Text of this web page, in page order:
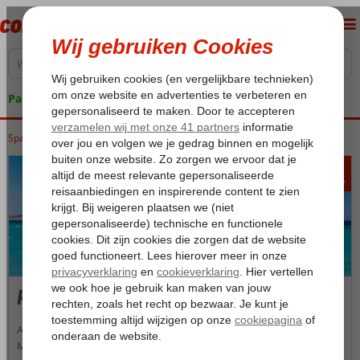
Pakketgarantie
Home
Spanje Balearen Mallorca Playa de Muro
p.p.
Playa de Muro
Aan de noordkust van Mallorca ligt de kleine badplaats Playa de
Muro. Deze vakantiebestemming wordt omringd door prachtige